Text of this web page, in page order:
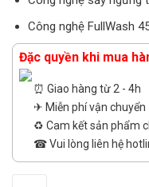
Công nghệ FullWash
Đặc quyền khi mua
⏰ Giao hàng từ 2 - 4h
✈ Miễn phí vận chuyển
♻️ Cam kết sản phẩm
☎ Vui lòng liên hệ